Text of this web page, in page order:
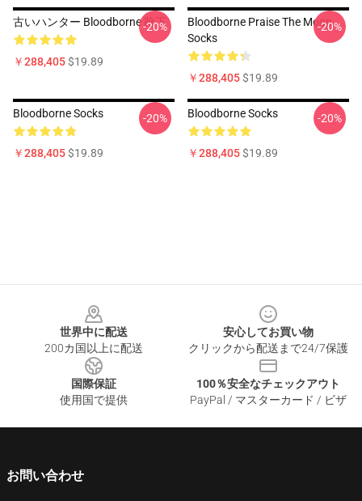
古いハンター Bloodborne 靴下
￥288,405$19.89
-20%
Bloodborne Praise The Moon
Socks
￥288,405$19.89
-20%
Bloodborne Socks
￥288,405$19.89
-20% Bloodborne Socks
￥288,405$19.89
-20%
世界中に配送
200カ国以上に配送
安心してお買い物
クリックから配送まで24/7保護
国際保証
使用国で提供
100％安全なチェックアウト
PayPal / マスターカード / ビザ
お問い合わせ